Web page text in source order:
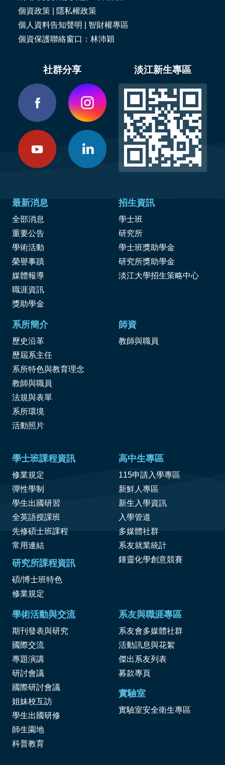
個資政策
隱私權政策
個人資料告知聲明
智財權專區
個資保護聯絡窗口：林沛穎
社群分享 淡江新生專區
最新消息
全部消息
重要公告
學術活動
榮譽事蹟
媒體報導
職涯資訊
獎助學金
招生資訊
學士班
研究所
學士班獎助學金
研究所獎助學金
淡江大學招生策略中心
系所簡介
歷史沿革
歷屆系主任
系所特色與教育理念
教師與職員
法規與表單
系所環境
活動照片
師資
教師與職員
學士班課程資訊
修業規定
彈性學制
學生出國研習
全英語授課班
先修碩士班課程
常用連結
研究所課程資訊
碩/博士班特色
修業規定
高中生專區
115申請入學專區
新鮮人專區
新生入學資訊
入學管道
多媒體社群
系友就業統計
鍾靈化學創意競賽
學術活動與交流
期刊發表與研究
國際交流
專題演講
研討會議
國際研討會議
姐妹校互訪
學生出國研修
師生園地
科普教育
系友與職涯專區
系友會多媒體社群
活動訊息與花絮
傑出系友列表
募款專頁
實驗室
實驗室安全衛生專區